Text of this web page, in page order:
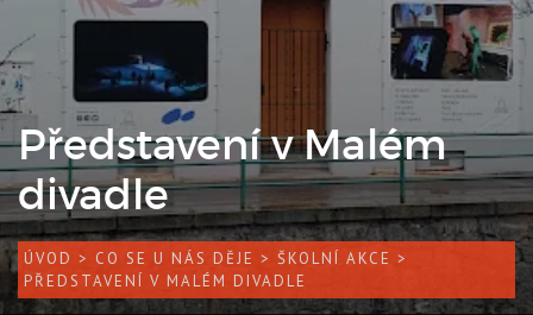
Představení v Malém
divadle
ÚVOD > CO SE U NÁS DĚJE > ŠKOLNÍ AKCE >
PŘEDSTAVENÍ V MALÉM DIVADLE